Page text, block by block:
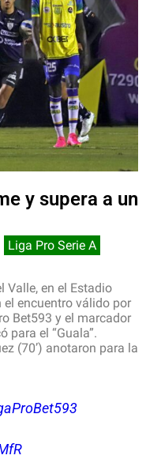
y supera a un
Liga Pro Serie A
Valle, en el Estadio
el encuentro válido por
Bet593 y el marcador
para el “Guala”.
(70’) anotaron para la